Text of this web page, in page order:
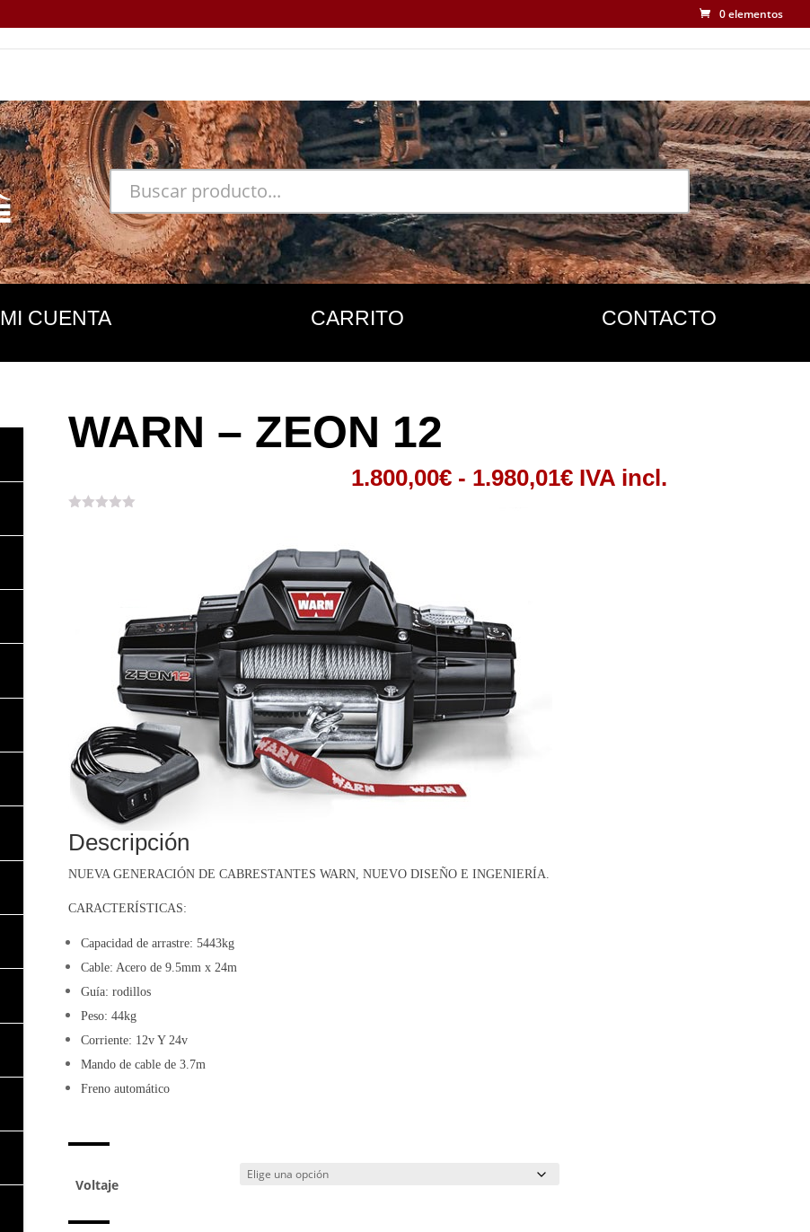
0 elementos
MI CUENTA CARRITO CONTACTO
WARN – ZEON 12
1.800,00€ - 1.980,01€Rango
IVA incl.
Descripción
NUEVA GENERACIÓN DE CABRESTANTES WARN, NUEVO DISEÑO E INGENIERÍA.
CARACTERÍSTICAS:
Capacidad de arrastre: 5443kg
Cable: Acero de 9.5mm x 24m
Guía: rodillos
Peso: 44kg
Corriente: 12v Y 24v
Mando de cable de 3.7m
Freno automático
Voltaje